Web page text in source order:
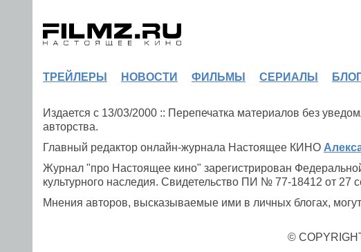
ТРЕЙЛЕРЫ НОВОСТИ ФИЛЬМЫ СЕРИАЛЫ
Издается с 13/03/2000 :: Перепечатка материалов без
авторства.
Главный редактор онлайн-журнала Настоящее КИНО
Журнал "про Настоящее кино" зарегистрирован
культурного наследия. Свидетельство ПИ № 77-18412 от 27
Мнения авторов, высказываемые ими в личных блогах,
©